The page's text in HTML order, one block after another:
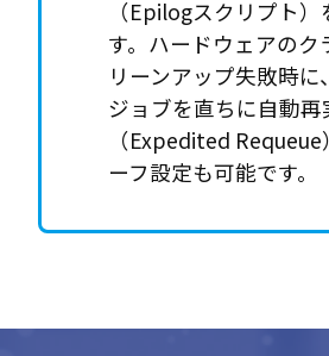
（Epilogスクリプト
す。ハードウェアのク
リーンアップ失敗時
ジョブを直ちに自動再
（Expedited
ーフ設定も可能です。